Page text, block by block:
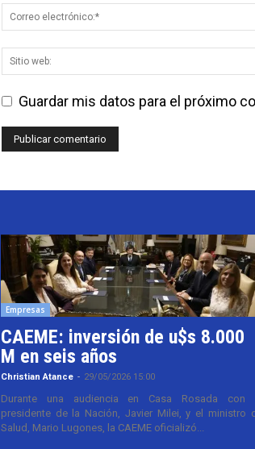
Guardar mis datos para el próximo
Empresas
CAEME: inversión de u$s 8.000
M en seis años
Christian Atance - 29/05/2026 15:00
Durante una audiencia en Casa Rosada con
presidente de la Nación, Javier Milei, y el ministro
Salud, Mario Lugones, la CAEME oficializó...